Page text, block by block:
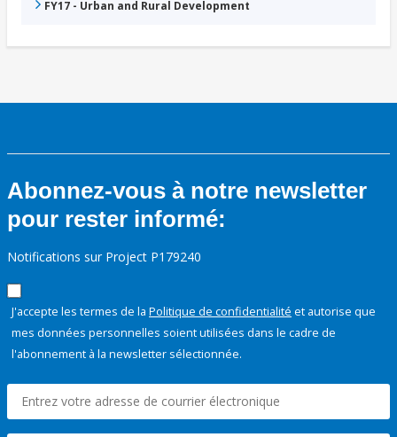
FY17 - Urban and Rural Development
Abonnez-vous à notre newsletter
pour rester informé:
Notifications sur Project P179240
J'accepte les termes de la Politique de confidentialité et autorise que
mes données personnelles soient utilisées dans le cadre de
l'abonnement à la newsletter sélectionnée.